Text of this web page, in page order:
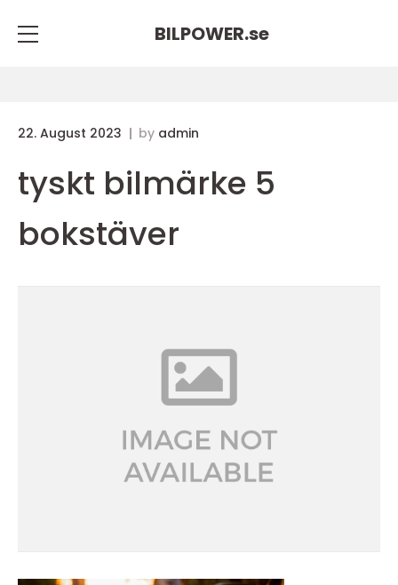
BILPOWER.se
22. August 2023 by admin
tyskt bilmärke 5
bokstäver